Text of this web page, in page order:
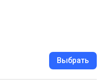
Выбрать